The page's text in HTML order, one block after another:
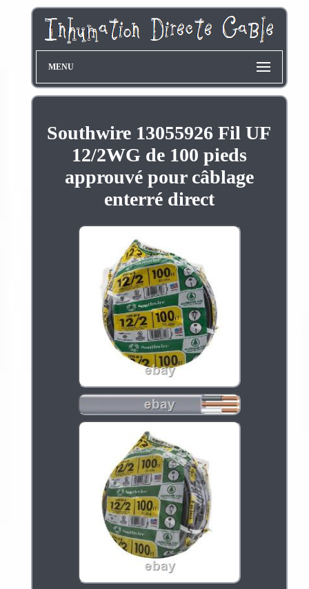
MENU
Southwire 13055926 Fil UF
12/2WG de 100 pieds
approuvé pour câblage
enterré direct